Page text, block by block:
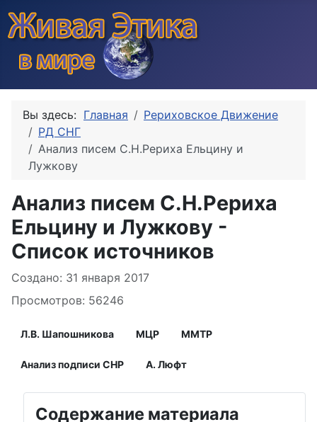
Вы здесь: Главная
Рериховское Движение
РД СНГ
Анализ писем С.Н.Рериха Ельцину и
Лужкову
Анализ писем С.Н.Рериха
Ельцину и Лужкову -
Список источников
Информация о материале
Создано: 31 января 2017
Просмотров: 56246
Л.В. Шапошникова МЦР ММТР
Анализ подписи СНР А. Люфт
Содержание материала